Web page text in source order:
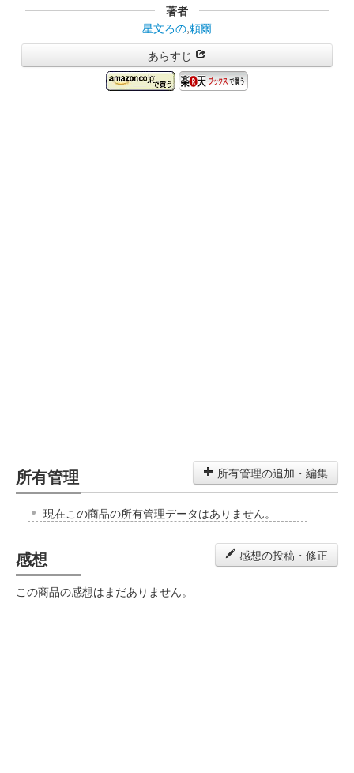
著者
星文ろの,頼爾
あらすじ
所有管理 所有管理の追加・編集
現在この商品の所有管理データはありません。
感想 感想の投稿・修正
この商品の感想はまだありません。